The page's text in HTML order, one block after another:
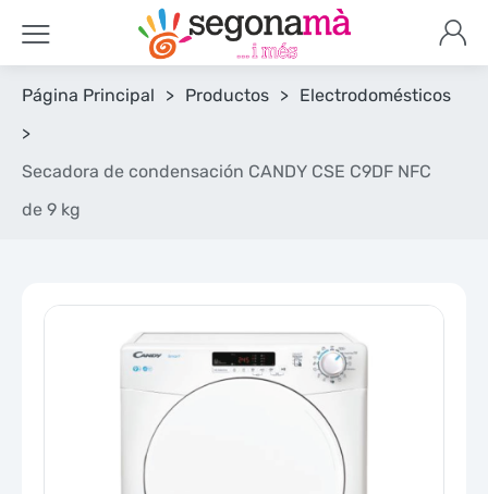
Página Principal > Productos > Electrodomésticos
>
Secadora de condensación CANDY CSE C9DF NFC
de 9 kg